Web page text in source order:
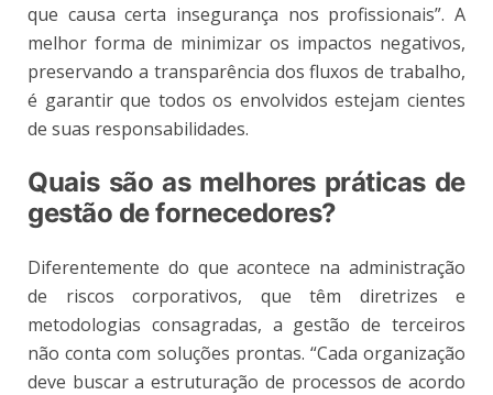
que causa certa insegurança nos profissionais”. A
melhor forma de minimizar os impactos negativos,
preservando a transparência dos fluxos de trabalho,
é garantir que todos os envolvidos estejam cientes
de suas responsabilidades.
Quais são as melhores práticas de
gestão de fornecedores?
Diferentemente do que acontece na administração
de riscos corporativos, que têm diretrizes e
metodologias consagradas, a gestão de terceiros
não conta com soluções prontas. “Cada organização
deve buscar a estruturação de processos de acordo